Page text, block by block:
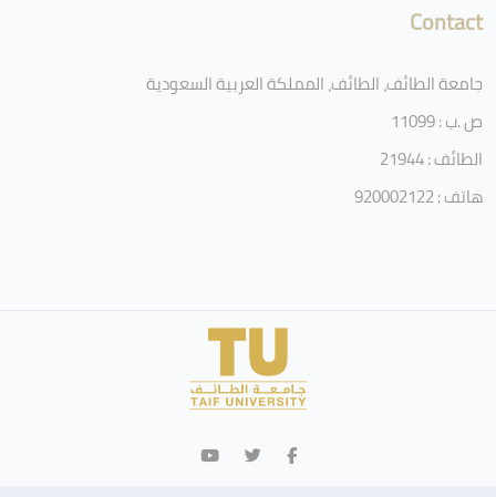
Contact
جامعة الطائف، الطائف، المملكة العربية السعودية
ص .ب : 11099
الطائف : 21944
هاتف : 920002122